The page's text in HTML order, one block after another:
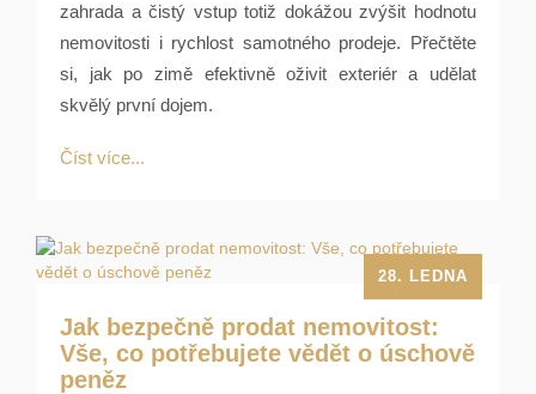
zahrada a čistý vstup totiž dokážou zvýšit hodnotu
nemovitosti i rychlost samotného prodeje. Přečtěte
si, jak po zimě efektivně oživit exteriér a udělat
skvělý první dojem.
Číst více...
28. LEDNA
Jak bezpečně prodat nemovitost:
Vše, co potřebujete vědět o úschově
peněz